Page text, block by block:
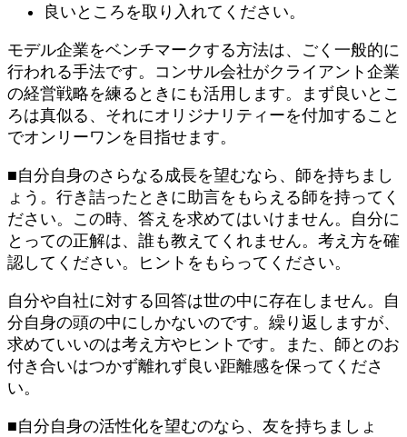
良いところを取り入れてください。
モデル企業をベンチマークする方法は、ごく一般的に
行われる手法です。コンサル会社がクライアント企業
の経営戦略を練るときにも活用します。まず良いとこ
ろは真似る、それにオリジナリティーを付加すること
でオンリーワンを目指せます。
■自分自身のさらなる成長を望むなら、師を持ちまし
ょう。行き詰ったときに助言をもらえる師を持ってく
ださい。この時、答えを求めてはいけません。自分に
とっての正解は、誰も教えてくれません。考え方を確
認してください。ヒントをもらってください。
自分や自社に対する回答は世の中に存在しません。自
分自身の頭の中にしかないのです。繰り返しますが、
求めていいのは考え方やヒントです。また、師とのお
付き合いはつかず離れず良い距離感を保ってくださ
い。
■自分自身の活性化を望むのなら、友を持ちましょ